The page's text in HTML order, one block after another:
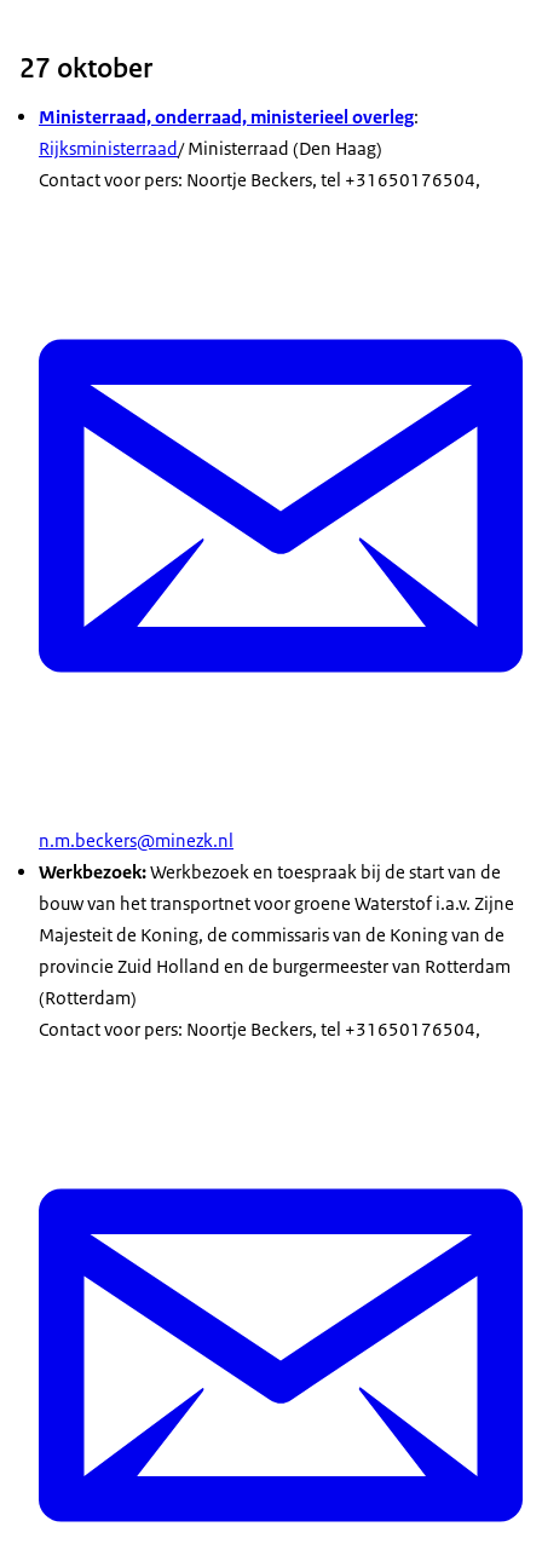
27 oktober
Ministerraad, onderraad, ministerieel overleg:
Rijksministerraad/ Ministerraad (Den Haag)
Contact voor pers: Noortje Beckers, tel +31650176504,
n.m.beckers@minezk.nl
Werkbezoek:Werkbezoek en toespraak bij de start van de
bouw van het transportnet voor groene Waterstof i.a.v. Zijne
Majesteit de Koning, de commissaris van de Koning van de
provincie Zuid Holland en de burgermeester van Rotterdam
(Rotterdam)
Contact voor pers: Noortje Beckers, tel +31650176504,